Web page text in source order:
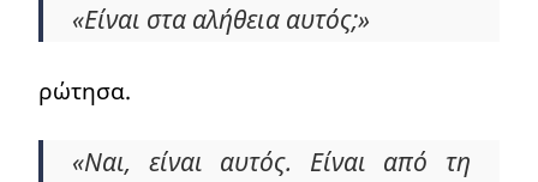
«Είναι στα αλήθεια αυτός;»
ρώτησα.
«Ναι, είναι αυτός. Είναι από τη